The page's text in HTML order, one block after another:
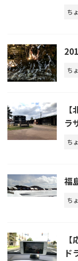
ち
ち
ラ
ち
福
ち
ド